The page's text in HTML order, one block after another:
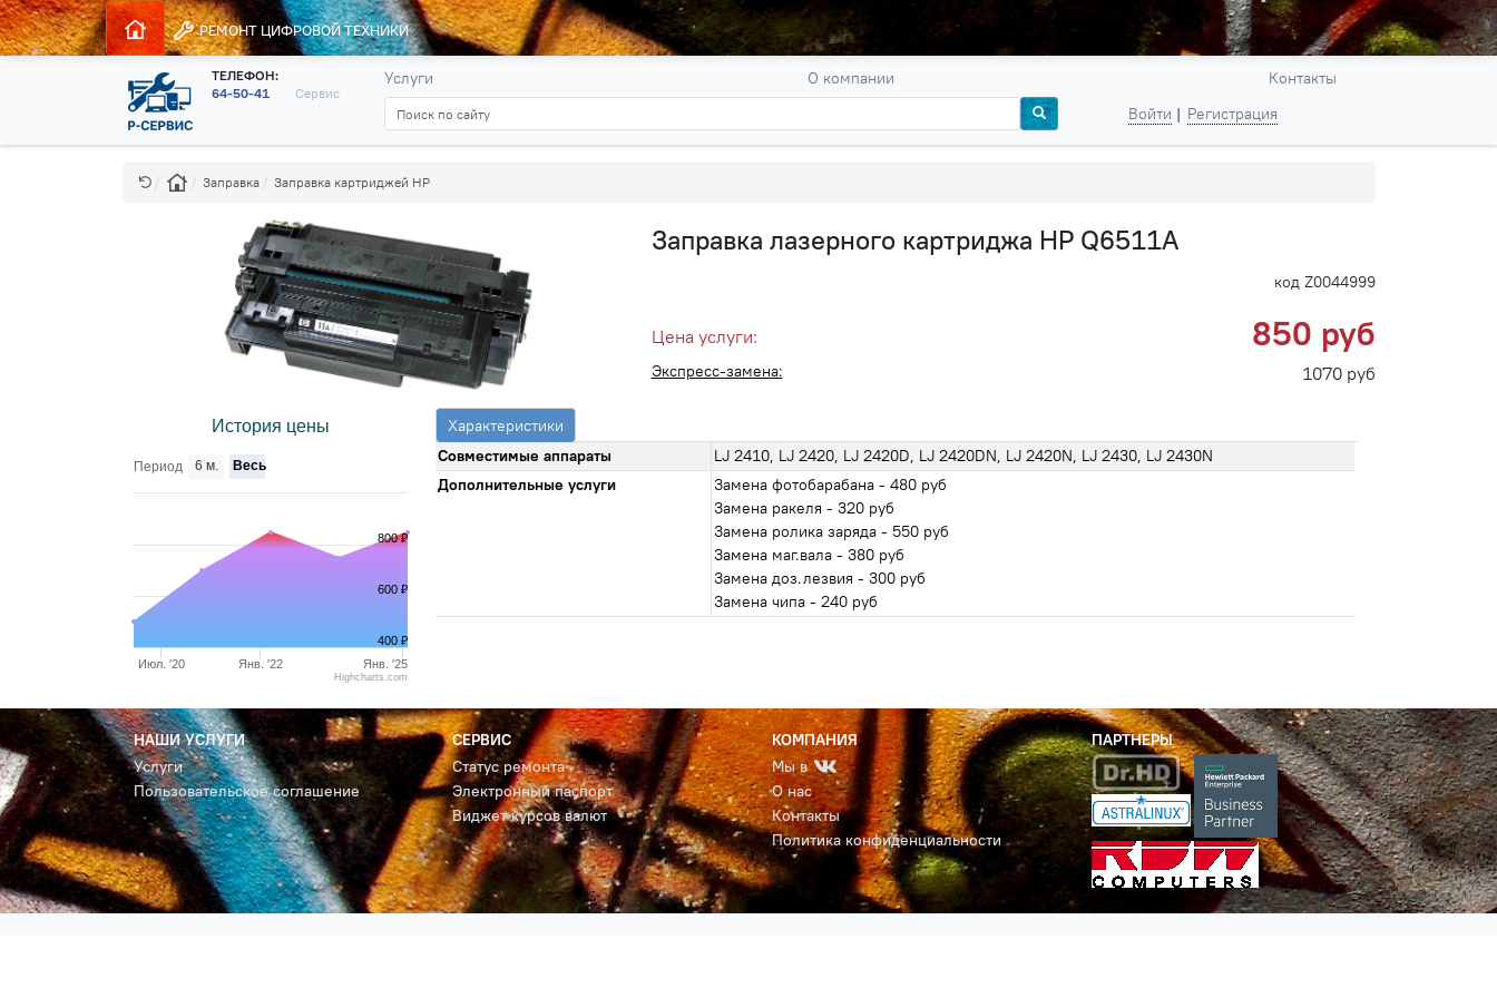
РЕМОНТЦИФРОВОЙ ТЕХНИКИ
ТЕЛЕФОН:
64-50-41
Сервис
Услуги О компании
Контакты
Войти
Регистрация
Заправка Заправка картриджей HP
Заправка лазерного картриджа HP Q6511A
код Z0044999
Цена услуги: 850 руб
Экспресс-замена: 1070 руб
История цены
Июл. '20 Янв. '22 Янв. '25
400 ₽
600 ₽
800 ₽
Период 6 м. Весь
Highcharts.com
Характеристики
Совместимые аппараты
LJ 2410, LJ 2420, LJ 2420D, LJ 2420DN, LJ 2420N, LJ 2430, LJ 2430N
Дополнительные услуги
Замена фотобарабана - 480 руб
Замена ракеля - 320 руб
Замена ролика заряда - 550 руб
Замена маг.вала - 380 руб
Замена доз.лезвия - 300 руб
Замена чипа - 240 руб
НАШИ УСЛУГИ
Услуги
Пользовательское соглашение
СЕРВИС
Статус ремонта
Электронный паспорт
Виджет курсов валют
КОМПАНИЯ
Мы в
О нас
Контакты
Политика конфиденциальности
ПАРТНЕРЫ